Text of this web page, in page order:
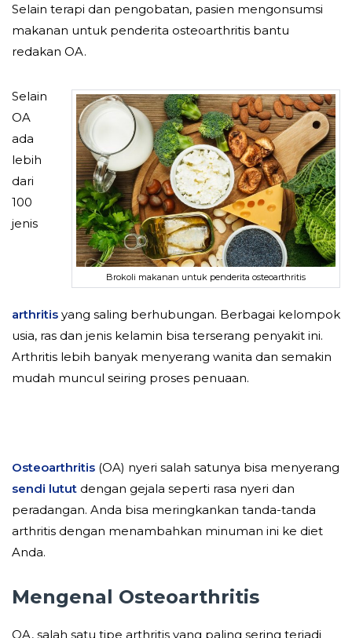
Selain terapi dan pengobatan, pasien mengonsumsi
makanan untuk penderita osteoarthritis bantu
redakan OA.
Brokoli makanan untuk penderita osteoarthritis
Selain
OA
ada
lebih
dari
100
jenis
arthritis yang saling berhubungan. Berbagai kelompok
usia, ras dan jenis kelamin bisa terserang penyakit ini.
Arthritis lebih banyak menyerang wanita dan semakin
mudah muncul seiring proses penuaan.
Osteoarthritis (OA) nyeri salah satunya bisa menyerang
sendi lutut dengan gejala seperti rasa nyeri dan
peradangan. Anda bisa meringkankan tanda-tanda
arthritis dengan menambahkan minuman ini ke diet
Anda.
Mengenal Osteoarthritis
OA, salah satu tipe arthritis yang paling sering terjadi